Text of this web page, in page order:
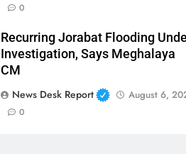
0
Recurring Jorabat Flooding
Investigation, Says Meghalaya
CM
News Desk Report
August 6,
0